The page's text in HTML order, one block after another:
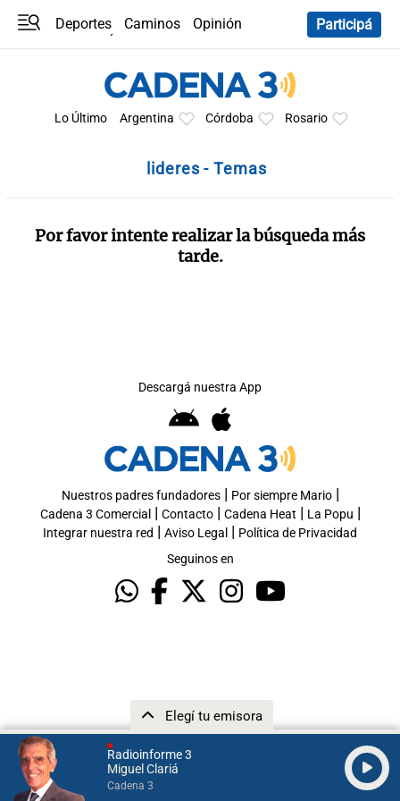
Radioinforme 3
Miguel Clariá
Cadena 3
Elegí tu emisora
Deportes Caminos
Opinión
Participá
Lo Último Argentina Córdoba Rosario
lideres - Temas
Por favor intente realizar la búsqueda más
tarde.
Descargá nuestra App
Nuestros padres fundadores| Por siempre Mario|
Cadena 3 Comercial | Contacto| Cadena Heat | La Popu |
Integrar nuestra red | Aviso Legal | Política de Privacidad
Seguinos en